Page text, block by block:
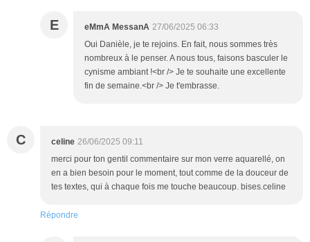
E eMmA MessanA 27/06/2025 06:33
Oui Danièle, je te rejoins. En fait, nous sommes très
nombreux à le penser. A nous tous, faisons basculer le
cynisme ambiant !<br /> Je te souhaite une excellente
fin de semaine.<br /> Je t'embrasse.
C celine 26/06/2025 09:11
merci pour ton gentil commentaire sur mon verre aquarellé, on
en a bien besoin pour le moment, tout comme de la douceur de
tes textes, qui à chaque fois me touche beaucoup. bises.celine
Répondre